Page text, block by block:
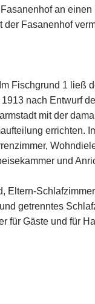
an
der Fasanenhof
Fischgrund 1 ließ
nach Entwurf
mit der
errichten.
und
Eltern-
getrenntes
für Gäste und für